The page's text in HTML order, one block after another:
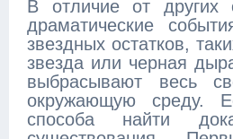
В отличие от других
драматические
звездных остатков,
звезда или черная
выбрасывают весь
окружающую среду.
способа найти